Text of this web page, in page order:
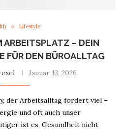
Lifestyle
ARBEITSPLATZ – DEIN
FÜR DEN BÜROALLTAG
Januar 13, 2026
der Arbeitsalltag fordert viel –
und oft auch unser
ist es, Gesundheit nicht